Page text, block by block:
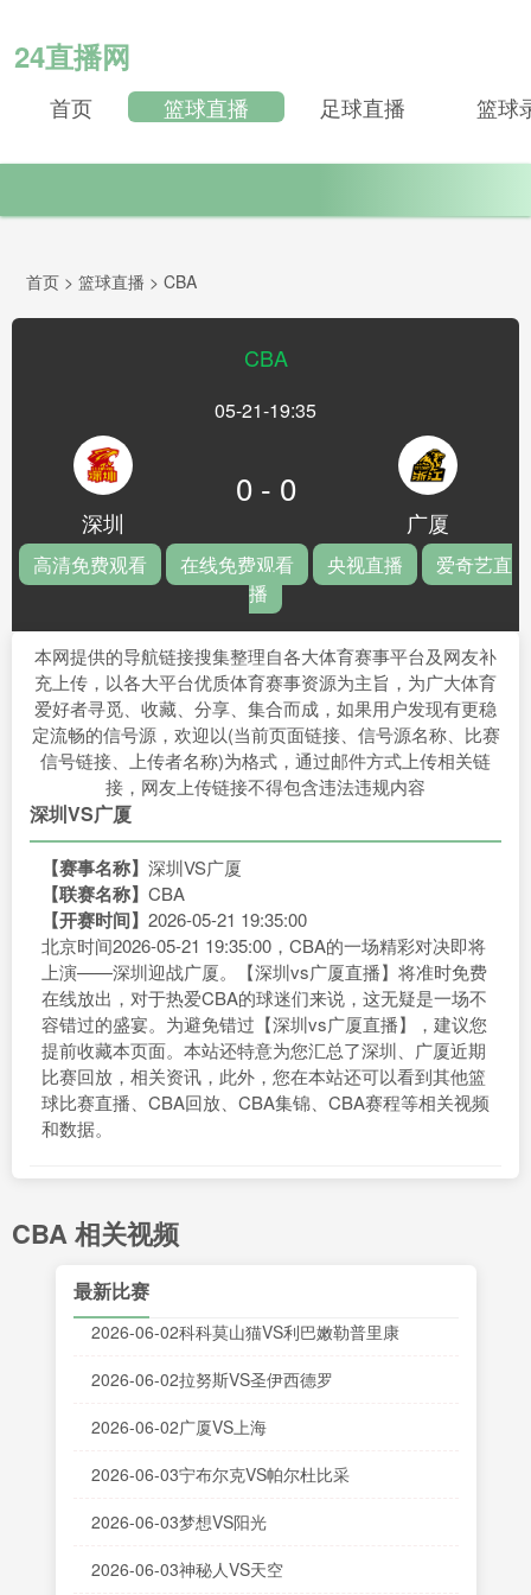
24直播网
首页 篮球直播 足球直播 篮球
首页 > 篮球直播 > CBA
CBA
05-21-19:35
深圳
0 - 0
广厦
高清免费观看 在线免费观看 央视直播
爱奇艺直
播
本网提供的导航链接搜集整理自各大体育赛事平台及网友补
充上传，以各大平台优质体育赛事资源为主旨，为广大体育
爱好者寻觅、收藏、分享、集合而成，如果用户发现有更稳
定流畅的信号源，欢迎以(当前页面链接、信号源名称、比赛
信号链接、上传者名称)为格式，通过邮件方式上传相关链
接，网友上传链接不得包含违法违规内容
深圳VS广厦
【赛事名称】 深圳VS广厦
【联赛名称】 CBA
【开赛时间】 2026-05-21 19:35:00
北京时间2026-05-21 19:35:00，CBA的一场精彩对决即将
上演——深圳迎战广厦。【深圳vs广厦直播】将准时免费
在线放出，对于热爱CBA的球迷们来说，这无疑是一场不
容错过的盛宴。为避免错过【深圳vs广厦直播】，建议您
提前收藏本页面。本站还特意为您汇总了深圳、广厦近期
比赛回放，相关资讯，此外，您在本站还可以看到其他篮
球比赛直播、CBA回放、CBA集锦、CBA赛程等相关视频
和数据。
CBA 相关视频
最新比赛
2026-06-02科科莫山猫VS利巴嫩勒普里康
2026-06-02拉努斯VS圣伊西德罗
2026-06-02广厦VS上海
2026-06-03宁布尔克VS帕尔杜比采
2026-06-03梦想VS阳光
2026-06-03神秘人VS天空